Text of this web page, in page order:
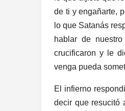
de ti y engañarte,
lo que Satanás
hablar de
crucificaron y le
venga pueda
El infierno
decir que resucitó